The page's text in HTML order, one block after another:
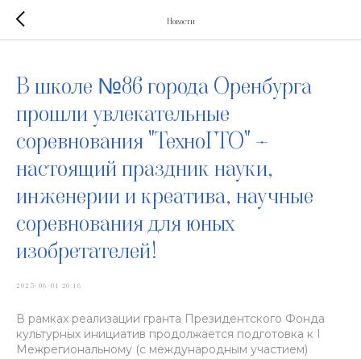
Новости
В школе №86 города Оренбурга
прошли увлекательные
соревнования "ТехноГТО" –
настоящий праздник науки,
инженерии и креатива, научные
соревнования для юных
изобретателей!
2025-08-01 20:18
В рамках реализации гранта Президентского Фонда
культурных инициатив продолжается подготовка к I
Межрегиональному (с международным участием)